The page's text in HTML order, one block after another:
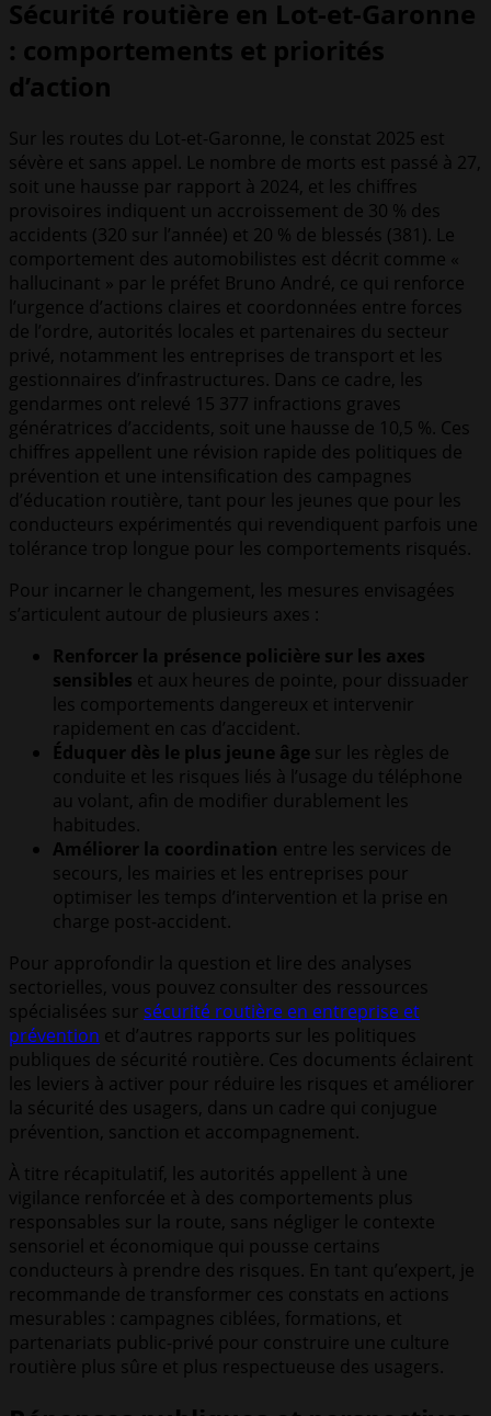
Sécurité routière en Lot-et-Garonne
: comportements et priorités
d’action
Sur les routes du Lot-et-Garonne, le constat 2025 est
sévère et sans appel. Le nombre de morts est passé à 27,
soit une hausse par rapport à 2024, et les chiffres
provisoires indiquent un accroissement de 30 % des
accidents (320 sur l’année) et 20 % de blessés (381). Le
comportement des automobilistes est décrit comme «
hallucinant » par le préfet Bruno André, ce qui renforce
l’urgence d’actions claires et coordonnées entre forces
de l’ordre, autorités locales et partenaires du secteur
privé, notamment les entreprises de transport et les
gestionnaires d’infrastructures. Dans ce cadre, les
gendarmes ont relevé 15 377 infractions graves
génératrices d’accidents, soit une hausse de 10,5 %. Ces
chiffres appellent une révision rapide des politiques de
prévention et une intensification des campagnes
d’éducation routière, tant pour les jeunes que pour les
conducteurs expérimentés qui revendiquent parfois une
tolérance trop longue pour les comportements risqués.
Pour incarner le changement, les mesures envisagées
s’articulent autour de plusieurs axes :
Renforcer la présence policière sur les axes
sensibles et aux heures de pointe, pour dissuader
les comportements dangereux et intervenir
rapidement en cas d’accident.
Éduquer dès le plus jeune âge sur les règles de
conduite et les risques liés à l’usage du téléphone
au volant, afin de modifier durablement les
habitudes.
Améliorer la coordination entre les services de
secours, les mairies et les entreprises pour
optimiser les temps d’intervention et la prise en
charge post-accident.
Pour approfondir la question et lire des analyses
sectorielles, vous pouvez consulter des ressources
spécialisées sur sécurité routière en entreprise et
prévention et d’autres rapports sur les politiques
publiques de sécurité routière. Ces documents éclairent
les leviers à activer pour réduire les risques et améliorer
la sécurité des usagers, dans un cadre qui conjugue
prévention, sanction et accompagnement.
À titre récapitulatif, les autorités appellent à une
vigilance renforcée et à des comportements plus
responsables sur la route, sans négliger le contexte
sensoriel et économique qui pousse certains
conducteurs à prendre des risques. En tant qu’expert, je
recommande de transformer ces constats en actions
mesurables : campagnes ciblées, formations, et
partenariats public-privé pour construire une culture
routière plus sûre et plus respectueuse des usagers.